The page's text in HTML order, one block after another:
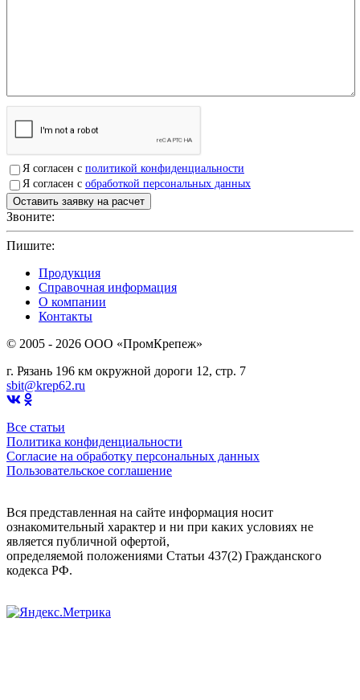
Я согласен с политикой конфиденциальности
Я согласен с обработкой персональных данных
Звоните:
Пишите:
Продукция
Справочная информация
О компании
Контакты
© 2005 - 2026 OOO «ПромКрепеж»
г. Рязань 196 км окружной дороги 12, стр. 7
sbit@krep62.ru
Все статьи
Политика конфиденциальности
Согласие на обработку персональных данных
Пользовательское соглашение
Вся представленная на сайте информация носит
ознакомительный характер и ни при каких условиях не
является публичной офертой,
определяемой положениями Статьи 437(2) Гражданского
кодекса РФ.